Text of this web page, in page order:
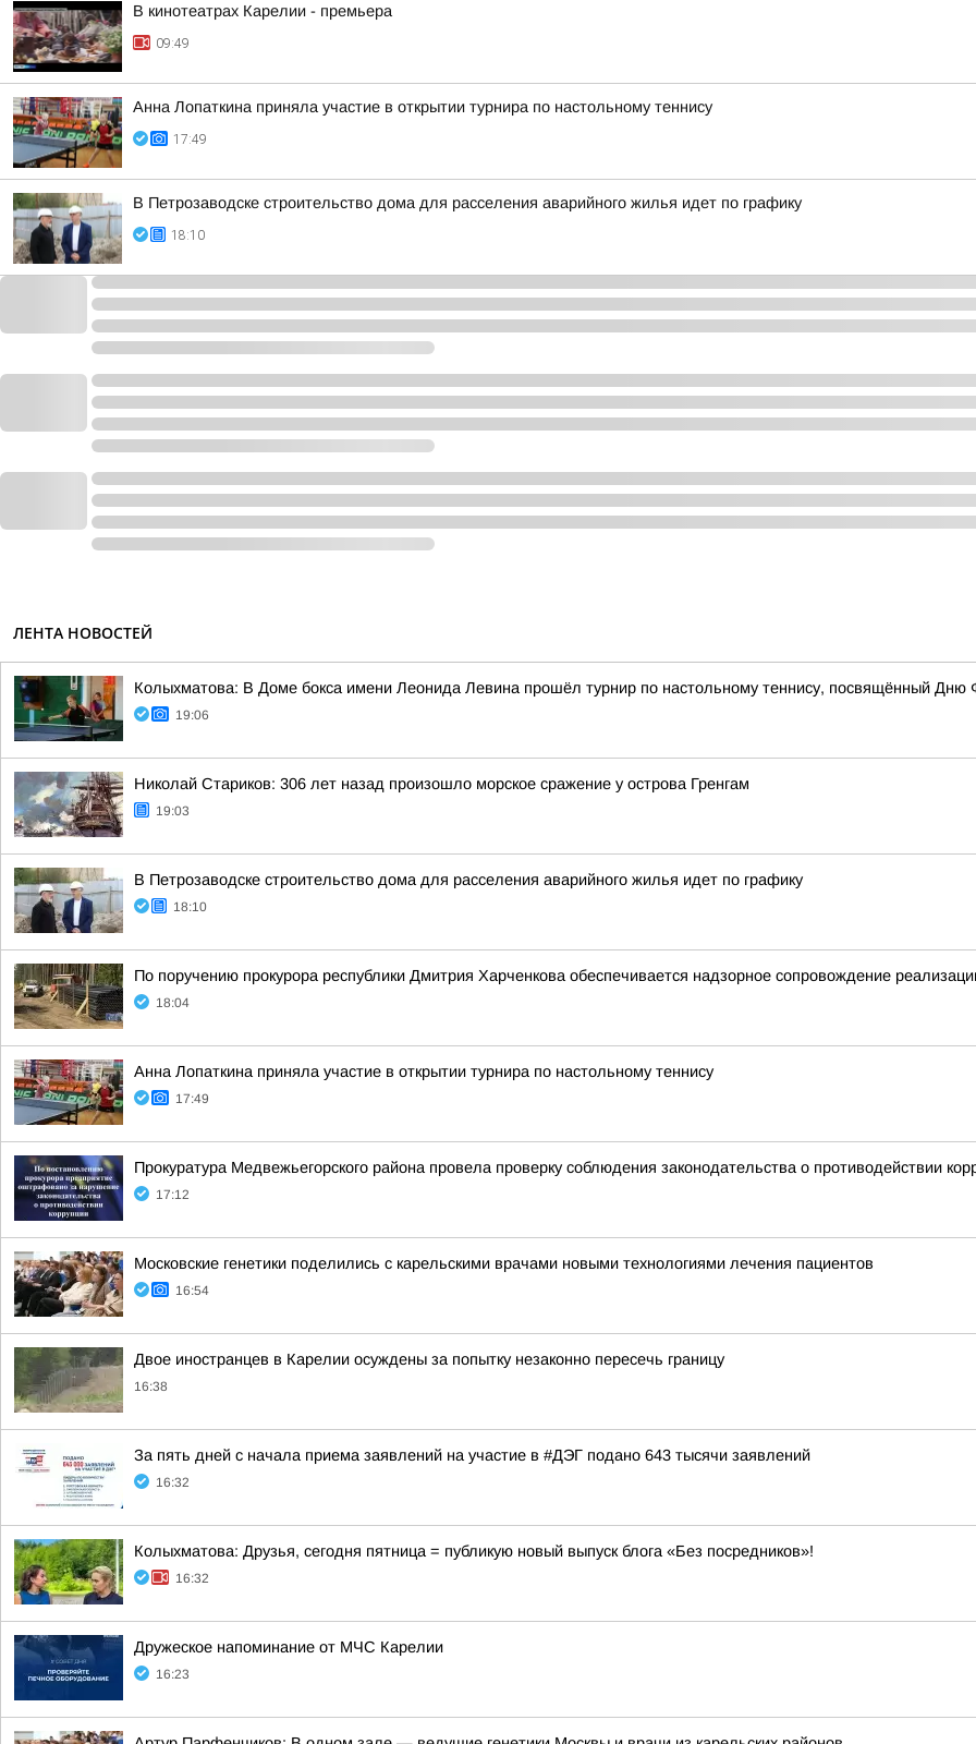
В кинотеатрах Карелии - премьера
09:49
Анна Лопаткина приняла участие в открытии турнира по настольному теннису
17:49
В Петрозаводске строительство дома для расселения аварийного жилья идет по графику
18:10
ЛЕНТА НОВОСТЕЙ
Колыхматова: В Доме бокса имени Леонида Левина прошёл турнир по настольному теннису, посвящённый Дню
19:06
Николай Стариков: 306 лет назад произошло морское сражение у острова Гренгам
19:03
В Петрозаводске строительство дома для расселения аварийного жилья идет по графику
18:10
По поручению прокурора республики Дмитрия Харченкова обеспечивается надзорное сопровождение
18:04
Анна Лопаткина приняла участие в открытии турнира по настольному теннису
17:49
Прокуратура Медвежьегорского района провела проверку соблюдения законодательства о противодействии
17:12
Московские генетики поделились с карельскими врачами новыми технологиями лечения пациентов
16:54
Двое иностранцев в Карелии осуждены за попытку незаконно пересечь границу
16:38
За пять дней с начала приема заявлений на участие в #ДЭГ подано 643 тысячи заявлений
16:32
Колыхматова: Друзья, сегодня пятница = публикую новый выпуск блога «Без посредников»!
16:32
Дружеское напоминание от МЧС Карелии
16:23